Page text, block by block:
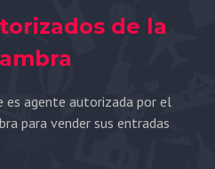
de la
es agente autorizada por el
para vender sus entradas